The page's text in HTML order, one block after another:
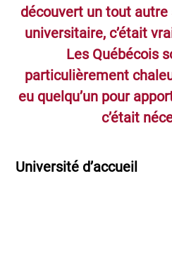
découvert un tout
universitaire, c’était
Les Québécois
particulièrement
eu quelqu’un pour
c’était
Université d’accueil